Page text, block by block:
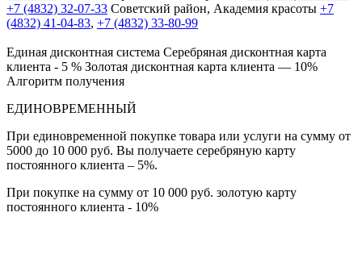
+7 (4832) 32-07-33 Cоветский район, Академия красоты +7
(4832) 41-04-83, +7 (4832) 33-80-99
Единая дисконтная система Серебряная дисконтная карта
клиента - 5 % Золотая дисконтная карта клиента — 10%
Алгоритм получения
ЕДИНОВРЕМЕННЫЙ
При единовременной покупке товара или услуги на сумму от
5000 до 10 000 руб. Вы получаете серебряную карту
постоянного клиента – 5%.
При покупке на сумму от 10 000 руб. золотую карту
постоянного клиента - 10%